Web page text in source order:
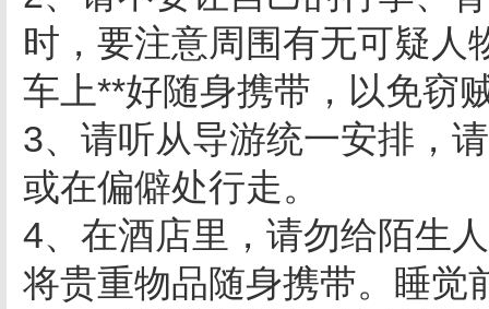
时，要注意周围有无可疑人
车上**好随身携带，以免窃
3、请听从导游统一安排，
或在偏僻处行走。
4、在酒店里，请勿给陌生
将贵重物品随身携带。睡觉